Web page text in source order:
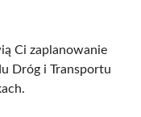
Ci zaplanowanie
Dróg i Transportu